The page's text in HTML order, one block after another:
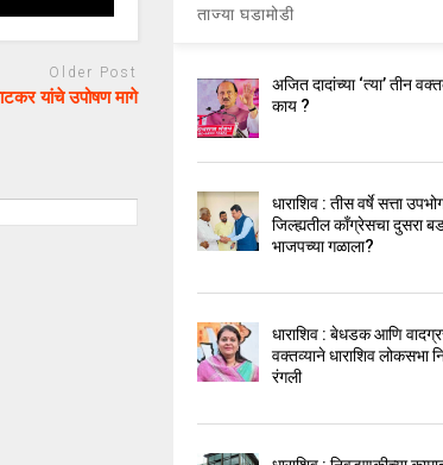
Older Post
यांचे उपोषण मागे
ताज्या घडामोडी
अजित दादांच्या ‘त्या’ तीन
काय ?
धाराशिव : तीस वर्षे सत्ता
जिल्ह्यतील कॉंग्रेसचा दुसरा
भाजपच्या गळाला?
धाराशिव : बेधडक आणि
वक्तव्याने धाराशिव लोकसभा
रंगली